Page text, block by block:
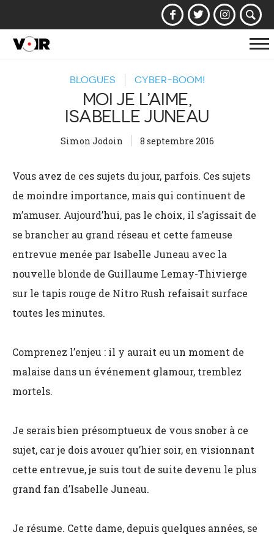
BLOGUES CYBER-BOOM!
MOI JE L’AIME,
ISABELLE JUNEAU
Simon Jodoin 8 septembre 2016
Vous avez de ces sujets du jour, parfois. Ces sujets
de moindre importance, mais qui continuent de
m’amuser. Aujourd’hui, pas le choix, il s’agissait de
se brancher au grand réseau et cette fameuse
entrevue menée par Isabelle Juneau avec la
nouvelle blonde de Guillaume Lemay-Thivierge
sur le tapis rouge de Nitro Rush refaisait surface
toutes les minutes.
Comprenez l’enjeu : il y aurait eu un moment de
malaise dans un événement glamour, tremblez
mortels.
Je serais bien présomptueux de vous snober à ce
sujet, car je dois avouer qu’hier soir, en visionnant
cette entrevue, je suis tout de suite devenu le plus
grand fan d’Isabelle Juneau.
Je résume. Cette dame, depuis quelques années, se